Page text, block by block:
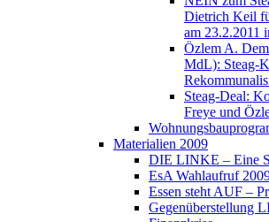
Dietrich Keil
am 23.2.2011
Özlem A.
MdL): Steag-
Steag-Deal:
Freye und
Materialien 2009
DIE LINKE – Eine
EsA Wahlaufruf
Essen steht AUF –
Gegenüberstellung